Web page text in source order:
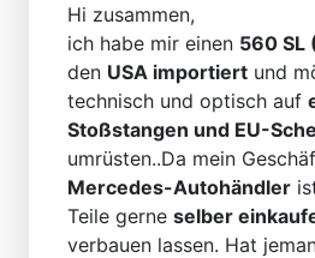
Hi zusammen,
ich habe mir einen 560 SL
den USA importiert und
technisch und optisch auf
Stoßstangen und EU-
umrüsten..Da mein
Mercedes-Autohändler
Teile gerne selber
verbauen lassen. Hat